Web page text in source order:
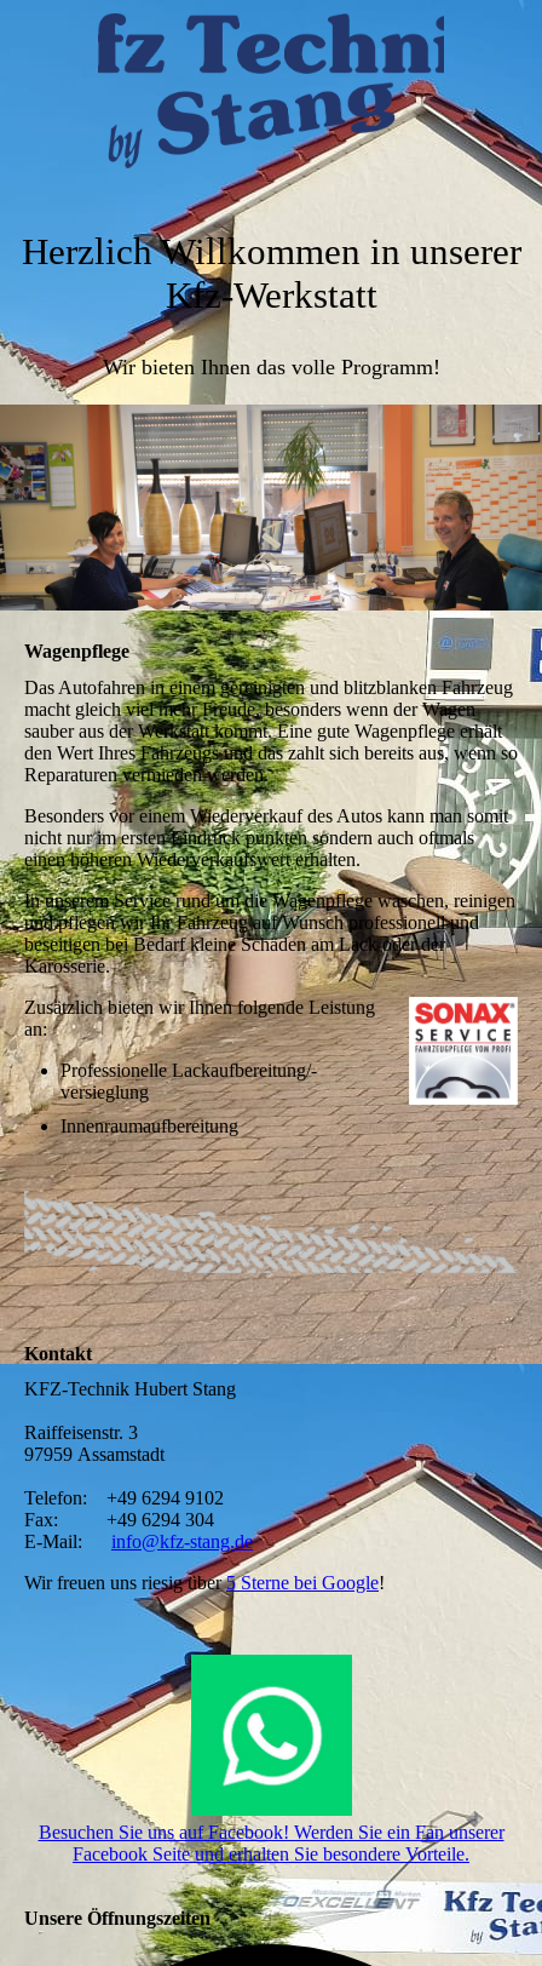
Herzlich Willkommen in unserer
Kfz-Werkstatt
Wir bieten Ihnen das volle Programm!
Wagenpflege
Das Autofahren in einem gereinigten und blitzblanken Fahrzeug
macht gleich viel mehr Freude, besonders wenn der Wagen
sauber aus der Werkstatt kommt. Eine gute Wagenpflege erhält
den Wert Ihres Fahrzeugs und das zahlt sich bereits aus, wenn so
Reparaturen vermieden werden.
Besonders vor einem Wiederverkauf des Autos kann man somit
nicht nur im ersten Eindruck punkten sondern auch oftmals
einen höheren Wiederverkaufswert erhalten.
In unserem Service rund um die Wagenpflege waschen, reinigen
und pflegen wir Ihr Fahrzeug auf Wunsch professionell und
beseitigen bei Bedarf kleine Schäden am Lack oder der
Karosserie.
Zusätzlich bieten wir Ihnen folgende Leistung
an:
Professionelle Lackaufbereitung/-
versieglung
Innenraumaufbereitung
Kontakt
KFZ-Technik Hubert Stang
Raiffeisenstr. 3
97959 Assamstadt
Telefon: +49 6294 9102
Fax: +49 6294 304
E-Mail: info@kfz-stang.de
Wir freuen uns riesigüber5 Sterne bei Google!
Besuchen Sie uns auf Facebook! Werden Sie ein Fan unserer
Facebook Seite und erhalten Sie besondere Vorteile.
Unsere Öffnungszeiten